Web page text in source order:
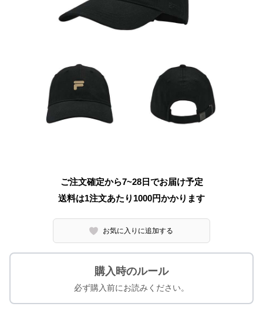
ご注文確定から7~28日でお届け予定
送料は1注文あたり 1000円かかります
お気に入りに追加する
購入時のルール
必ず購入前にお読みください。